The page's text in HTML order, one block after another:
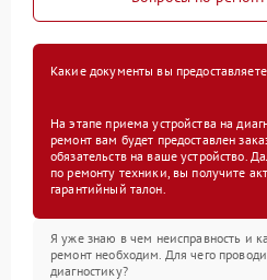
Какие документы вы
На этапе приема устройства на
ремонт вам будет предоставлен
обязательств на ваше устройство.
по ремонту техники, вы получите
гарантийный талон.
Я уже знаю в чем неисправность и
ремонт необходим. Для чего
диагностику?